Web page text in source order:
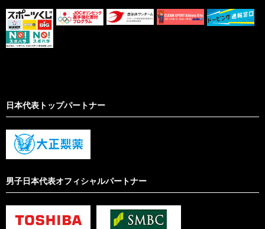
日本代表トップパートナー
男子日本代表オフィシャルパートナー